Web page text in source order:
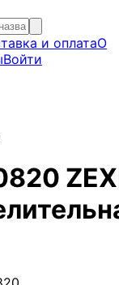
и оплатаО
Войти